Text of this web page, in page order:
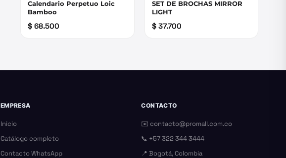
Calendario Perpetuo Loic
Bamboo
$ 68.500
SET DE BROCHAS MIRROR
LIGHT
$ 37.700
EMPRESA
Inicio
Catálogo completo
Contacto WhatsApp
CONTACTO
✉️contacto@promall.com.co
📞 +57 322 344 3444
📍 Bogotá, Colombia